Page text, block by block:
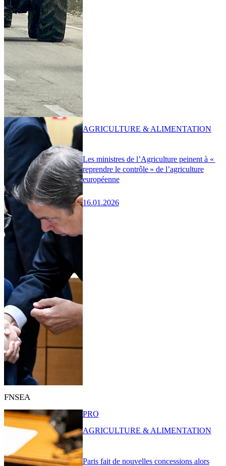
Les ministres de l’Agriculture peinent à «
reprendre le contrôle » de l’agriculture
européenne
16.01.2026
AGRICULTURE & ALIMENTATION
FNSEA
Paris fait de nouvelles concessions alors
PRO
AGRICULTURE & ALIMENTATION